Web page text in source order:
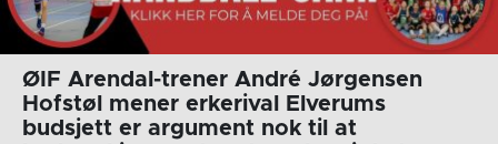
ØIF Arendal-trener André Jørgensen
Hofstøl mener erkerival Elverums
budsjett er argument nok til at